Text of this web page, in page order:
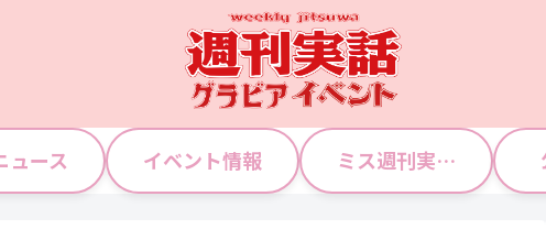
ュース イベント情報 ミス週刊実話 WJガールズ